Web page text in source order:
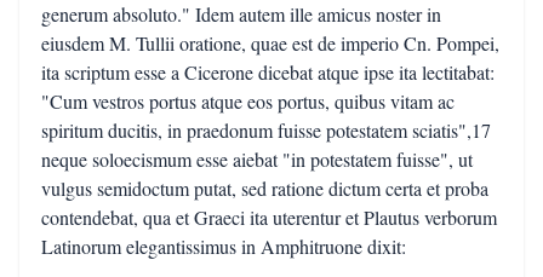
generum absoluto." Idem autem ille amicus noster in
eiusdem M. Tullii oratione, quae est de imperio Cn. Pompei,
ita scriptum esse a Cicerone dicebat atque ipse ita lectitabat:
"Cum vestros portus atque eos portus, quibus vitam ac
spiritum ducitis, in praedonum fuisse potestatem sciatis",17
neque soloecismum esse aiebat "in potestatem fuisse", ut
vulgus semidoctum putat, sed ratione dictum certa et proba
contendebat, qua et Graeci ita uterentur et Plautus verborum
Latinorum elegantissimus in Amphitruone dixit: